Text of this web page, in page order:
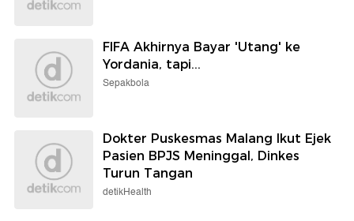
FIFA Akhirnya Bayar 'Utang' ke
Yordania, tapi...
Sepakbola
Dokter Puskesmas Malang Ikut Ejek
Pasien BPJS Meninggal, Dinkes
Turun Tangan
detikHealth